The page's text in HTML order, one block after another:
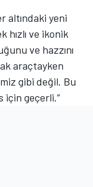
altındaki yeni
hızlı ve ikonik
ve hazzını
araçtayken
gibi değil. Bu
için geçerli.”